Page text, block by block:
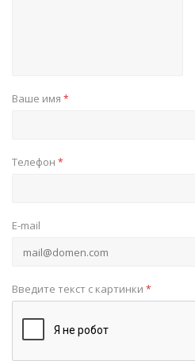
Ваше имя *
Телефон *
E-mail
Введите текст с картинки *